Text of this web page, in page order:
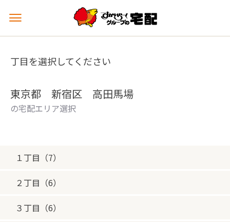
メ
ュ
を
丁目を選択してください
東京都 新宿区 高田馬場
の宅配エリア選択
１丁目（7）
２丁目（6）
３丁目（6）